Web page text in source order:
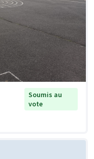
Soumis au
vote